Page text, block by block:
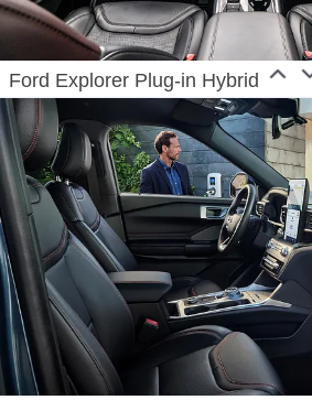
Ford Explorer Plug-in Hybrid